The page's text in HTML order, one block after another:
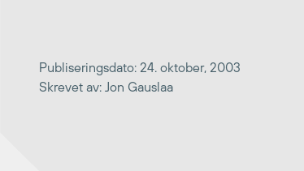
Publiseringsdato: 24. oktober, 2003
Skrevet av: Jon Gauslaa